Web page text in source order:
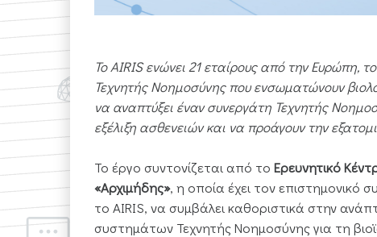
Το AIRISενώνει 21 εταίρους από την Ευρώπη,
Τεχνητής Νοημοσύνης που ενσωματώνουν
να αναπτύξει έναν συνεργάτη Τεχνητής
εξέλιξη ασθενειών και να προάγουν την
Το έργο συντονίζεται από το Ερευνητικό
«Αρχιμήδης», η οποία έχει τον επιστημονικό
το AIRIS, να συμβάλει καθοριστικά στην
συστημάτων Τεχνητής Νοημοσύνης για τη